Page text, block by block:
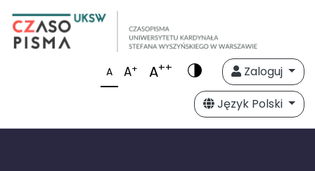
A A+ A++
Zaloguj
Język Polski